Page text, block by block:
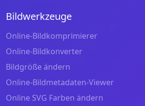
Bildwerkzeuge
Online-Bildkomprimierer
Online-Bildkonverter
Bildgröße ändern
Online-Bildmetadaten-Viewer
Online SVG Farben ändern